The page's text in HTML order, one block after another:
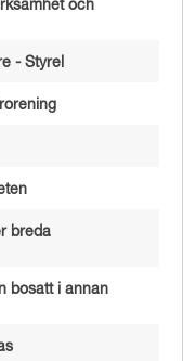
och
- Styrel
breda
bosatt i annan